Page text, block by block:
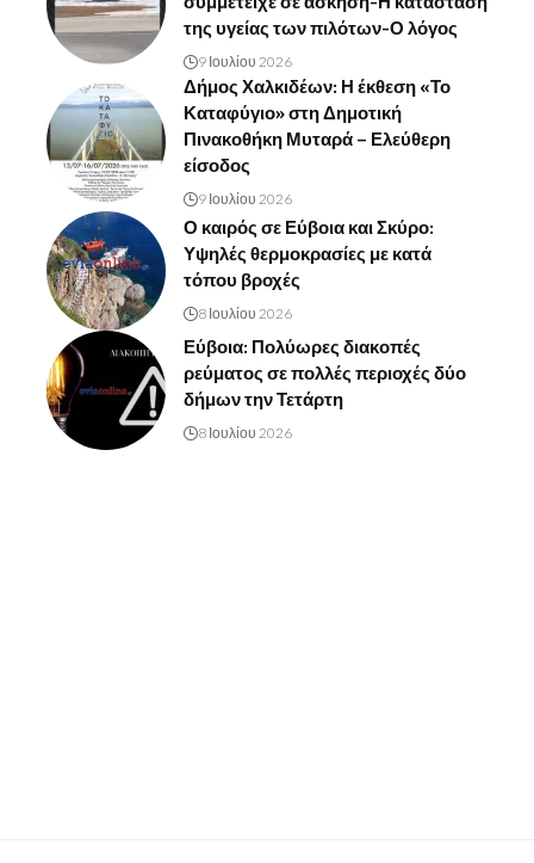
της υγείας των πιλότων-Ο λόγος
9 Ιουλίου 2026
Δήμος Χαλκιδέων: Η έκθεση «Το
Καταφύγιο» στη Δημοτική
Πινακοθήκη Μυταρά – Ελεύθερη
είσοδος
9 Ιουλίου 2026
Ο καιρός σε Εύβοια και Σκύρο:
Υψηλές θερμοκρασίες με κατά
τόπου βροχές
8 Ιουλίου 2026
Εύβοια: Πολύωρες διακοπές
ρεύματος σε πολλές περιοχές δύο
δήμων την Τετάρτη
8 Ιουλίου 2026